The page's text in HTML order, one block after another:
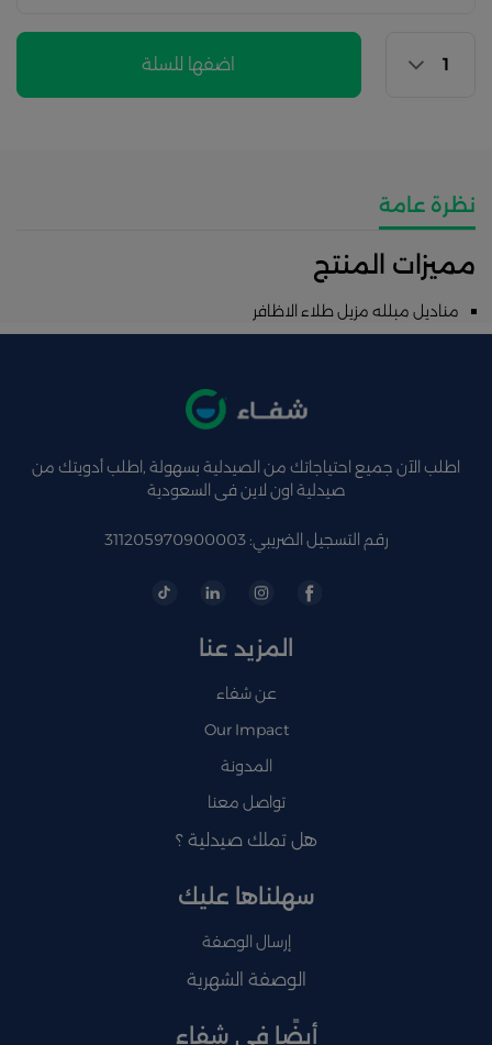
اضفها للسلة
نظرة عامة
مميزات المنتج
مناديل مبلله مزيل طلاء الاظافر
اطلب الآن جميع احتياجاتك من الصيدلية بسهولة ,اطلب أدويتك من
صيدلية اون لاين فى السعودية
رقم التسجيل الضريبي: 311205970900003
المزيد عنا
عن شفاء
Our Impact
المدونة
تواصل معنا
هل تملك صيدلية ؟
سهلناها عليك
إرسال الوصفة
الوصفة الشهرية
أيضًا في شفاء